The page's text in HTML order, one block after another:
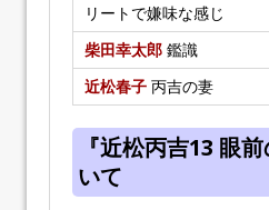
リートで嫌味な感じ
柴田幸太郎 鑑識
近松春子 丙吉の妻
『近松丙吉13 眼
いて